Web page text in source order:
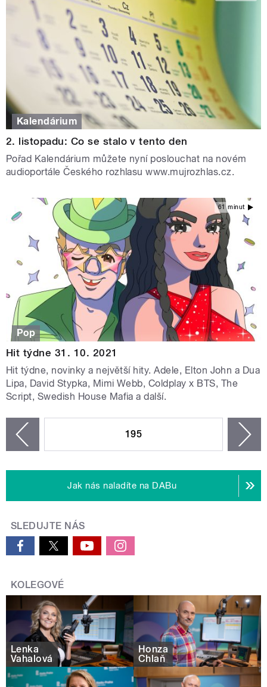
Kalendárium
2. listopadu: Co se stalo v tento den
Pořad Kalendárium můžete nyní poslouchat na novém
audioportále Českého rozhlasu www.mujrozhlas.cz.
61 minut
Pop
Hit týdne 31. 10. 2021
Hit týdne, novinky a největší hity. Adele, Elton John a Dua
Lipa, David Stypka, Mimi Webb, Coldplay x BTS, The
Script, Swedish House Mafia a další.
195
Jak nás naladíte na DABu
SLEDUJTE NÁS
KOLEGOVÉ
Lenka
Vahalová
Honza
Chlaň